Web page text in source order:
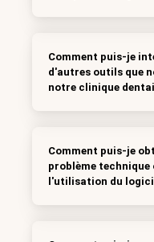
Comment puis-je
d'autres outils que
notre clinique
Comment puis-je
problème technique
l'utilisation du